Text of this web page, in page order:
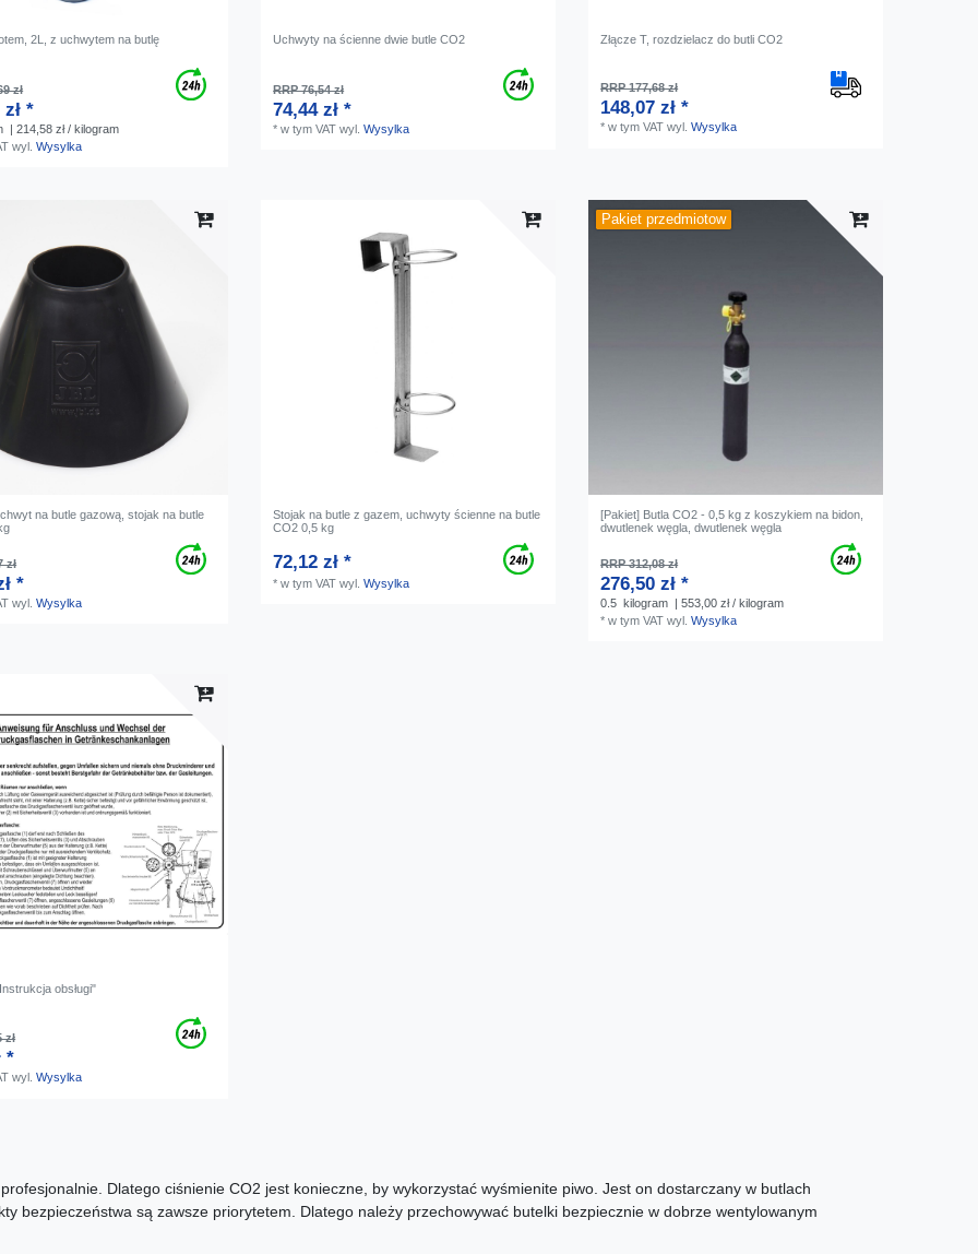
2L, z uchwytem na butlę
zł
*
| 214,58 zł / kilogram
wyl.Wysylka
Uchwyty na ścienne dwie butle CO2
RRP 76,54 zł
74,44 zł *
*w tym VAT wyl.Wysylka
Złącze T, rozdzielacz do butli CO2
RRP 177,68 zł
148,07 zł *
*w tym VAT wyl.Wysylka
na butle gazową, stojak na butle
zł
*
wyl.Wysylka
Stojak na butle z gazem, uchwyty ścienne na butle
CO2 0,5 kg
72,12 zł *
*w tym VAT wyl.Wysylka
Pakiet przedmiotow
[Pakiet] Butla CO2 - 0,5 kg z koszykiem na bidon,
dwutlenek węgla, dwutlenek węgla
RRP 312,08 zł
276,50 zł *
0.5 kilogram
| 553,00 zł / kilogram
*w tym VAT wyl.Wysylka
obsługi"
zł
*
wyl.Wysylka
Dlatego ciśnienie CO2 jest konieczne, by wykorzystać wyśmienite piwo. Jest on dostarczany w butlach
bezpieczeństwa są zawsze priorytetem. Dlatego należy przechowywać butelki bezpiecznie w dobrze wentylowanym